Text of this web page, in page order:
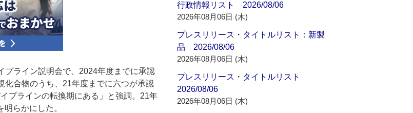
ライン説明会で、2024年度までに承認
化合物のうち、21年度までに六つが承認
プラインの転換期にある」と強調。21年
らかにした。
行政情報リスト 2026/08/06
2026年08月06日 (木)
プレスリリース・タイトルリスト：新製
品 2026/08/06
2026年08月06日 (木)
プレスリリース・タイトルリスト
2026/08/06
2026年08月06日 (木)